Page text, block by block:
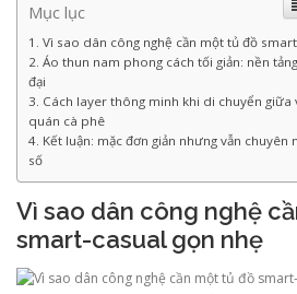
Mục lục
Vì sao dân công nghệ cần một tủ đồ
Áo thun nam phong cách tối giản: nền
đại
Cách layer thông minh khi di chuyển
quán cà phê
Kết luận: mặc đơn giản nhưng vẫn
số
Vì sao dân công nghệ
smart-casual gọn nhẹ